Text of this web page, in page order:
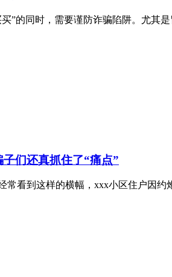
”的同时，需要谨防诈骗陷阱。尤其
们还真抓住了“痛点”
常看到这样的横幅，xxx小区住户因